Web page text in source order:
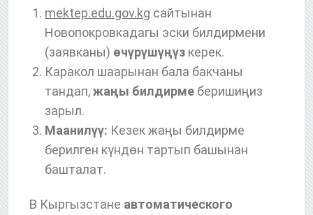
mektep.edu.gov.kg сайтынан
Новопокровкадагы эски билдирмени
(заявканы) өчүрүшүңүз керек.
Каракол шаарынан бала бакчаны
тандап,жаңы билдирме беришиңиз
зарыл.
Маанилүү: Кезек жаңы билдирме
берилген күндөн тартып башынан
башталат.
В Кыргызстане автоматического